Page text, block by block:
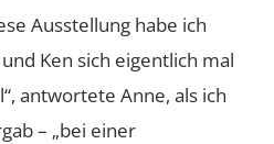
Ausstellung habe ich
Ken sich eigentlich mal
antwortete Anne, als ich
– „bei einer